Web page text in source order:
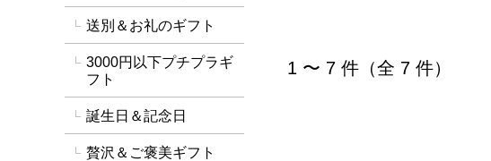
1 〜 7 件（全 7 件）
送別＆お礼のギフト
3000円以下プチプラギ
フト
誕生日＆記念日
贅沢＆ご褒美ギフト